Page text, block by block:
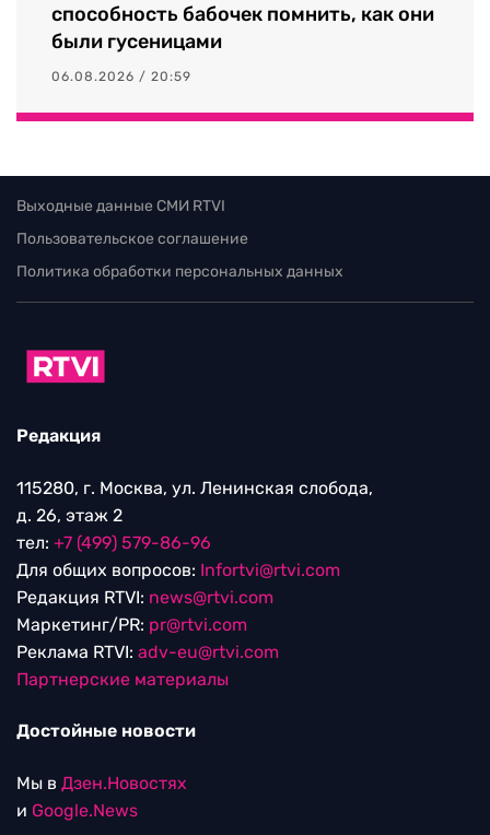
способность бабочек помнить, как они
были гусеницами
06.08.2026 / 20:59
Выходные данные СМИ RTVI
Пользовательское соглашение
Политика обработки персональных данных
Редакция
115280, г. Москва, ул. Ленинская слобода,
д. 26, этаж 2
тел: +7 (499) 579-86-96
Для общих вопросов: Infortvi@rtvi.com
Редакция RTVI: news@rtvi.com
Маркетинг/PR: pr@rtvi.com
Реклама RTVI: adv-eu@rtvi.com
Партнерские материалы
Достойные новости
Мы в Дзен.Новостях
и Google.News